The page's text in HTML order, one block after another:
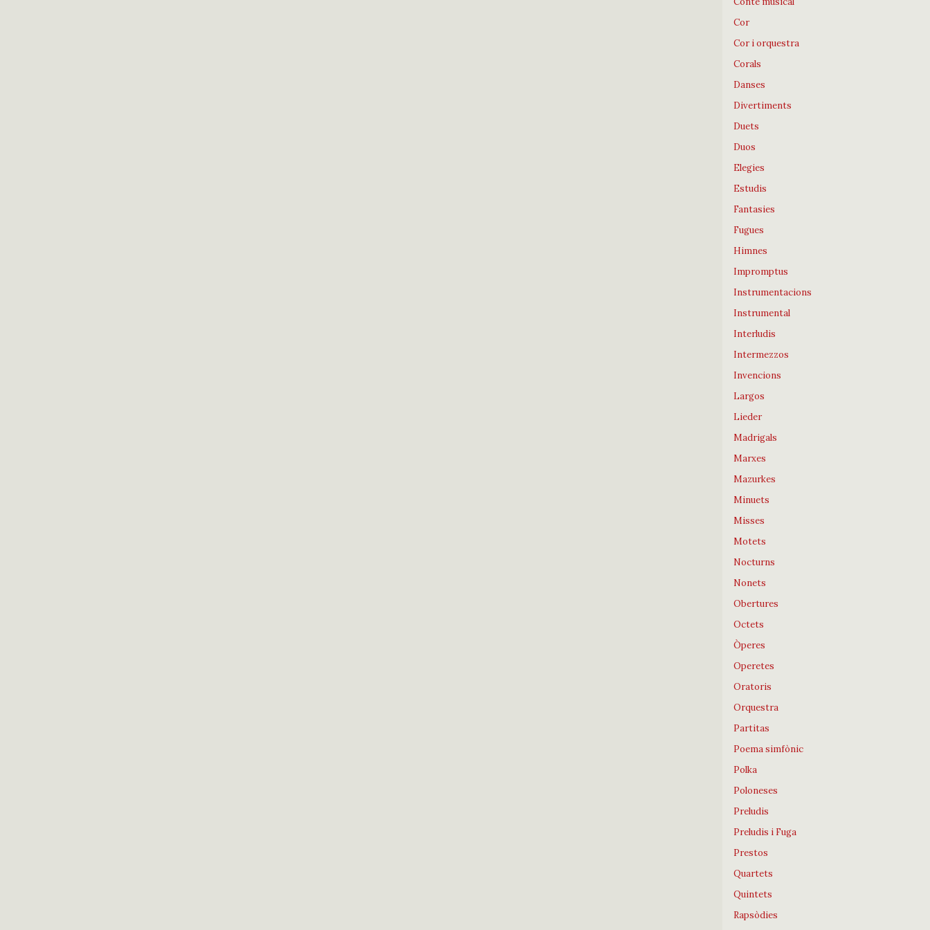
Cor
Cor i orquestra
Corals
Danses
Divertiments
Duets
Duos
Elegies
Estudis
Fantasies
Fugues
Himnes
Impromptus
Instrumentacions
Instrumental
Interludis
Intermezzos
Invencions
Largos
Lieder
Madrigals
Marxes
Mazurkes
Minuets
Misses
Motets
Nocturns
Nonets
Obertures
Octets
Òperes
Operetes
Oratoris
Orquestra
Partitas
Poema simfònic
Polka
Poloneses
Preludis
Preludis i Fuga
Prestos
Quartets
Quintets
Rapsòdies